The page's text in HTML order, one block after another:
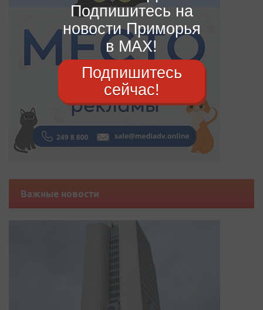
Важные новости
Подпишитесь на
новости Приморья
в MAX!
Подпишитесь
сейчас!